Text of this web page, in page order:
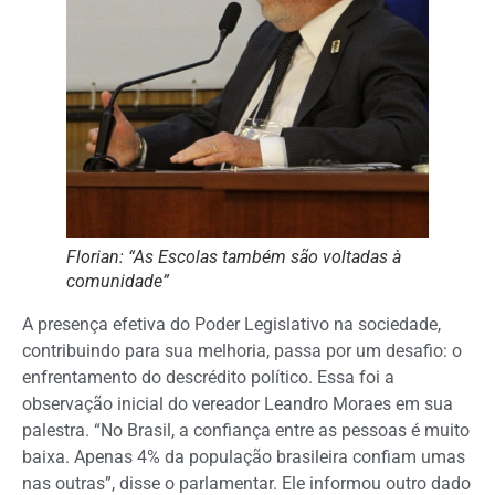
Florian: “As Escolas também são voltadas à
comunidade”
A presença efetiva do Poder Legislativo na sociedade,
contribuindo para sua melhoria, passa por um desafio: o
enfrentamento do descrédito político. Essa foi a
observação inicial do vereador Leandro Moraes em sua
palestra. “No Brasil, a confiança entre as pessoas é muito
baixa. Apenas 4% da população brasileira confiam umas
nas outras”, disse o parlamentar. Ele informou outro dado